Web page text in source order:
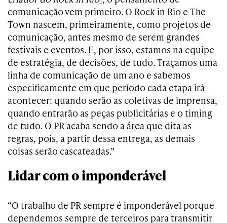
comunicação vem primeiro. O Rock in Rio e The
Town nascem, primeiramente, como projetos de
comunicação, antes mesmo de serem grandes
festivais e eventos. E, por isso, estamos na equipe
de estratégia, de decisões, de tudo. Traçamos uma
linha de comunicação de um ano e sabemos
especificamente em que período cada etapa irá
acontecer: quando serão as coletivas de imprensa,
quando entrarão as peças publicitárias e o timing
de tudo. O PR acaba sendo a área que dita as
regras, pois, a partir dessa entrega, as demais
coisas serão cascateadas.”
Lidar com o imponderável
“O trabalho de PR sempre é imponderável porque
dependemos sempre de terceiros para transmitir